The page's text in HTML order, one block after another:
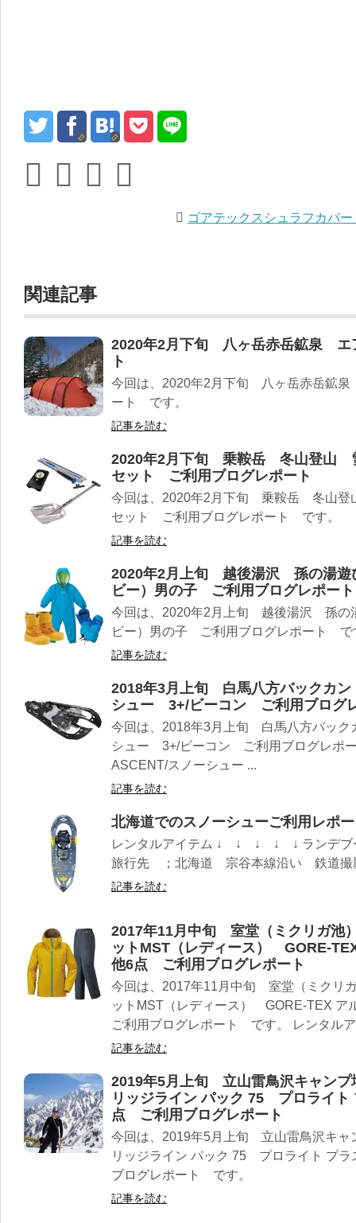
ゴアテックスシュラフカバー
関連記事
2020年2月下旬 八ヶ岳赤岳鉱泉 エ
ト
今回は、2020年2月下旬 八ヶ岳赤岳鉱
ート です。
記事を読む
2020年2月下旬 乗鞍岳 冬山登山
セット ご利用ブログレポート
今回は、2020年2月下旬 乗鞍岳 冬山登
セット ご利用ブログレポート です。
記事を読む
2020年2月上旬 越後湯沢 孫の湯遊
ビー）男の子 ご利用ブログレポート
今回は、2020年2月上旬 越後湯沢 孫の
ビー）男の子 ご利用ブログレポート で
記事を読む
2018年3月上旬 白馬八方バックカ
シュー 3+/ビーコン ご利用ブログ
今回は、2018年3月上旬 白馬八方バッ
シュー 3+/ビーコン ご利用ブログレポ
ASCENT/スノーシュー ...
記事を読む
北海道でのスノーシューご利用レポ
レンタルアイテム ↓ ↓ ↓ ↓ ↓ ランデブ
旅行先 ；北海道 宗谷本線沿い 鉄道撮
記事を読む
2017年11月中旬 室堂（ミクリガ池
ットMST（レディース） GORE-
他6点 ご利用ブログレポート
今回は、2017年11月中旬 室堂（ミクリ
ットMST（レディース） GORE-TEX
ご利用ブログレポート です。 レンタル
記事を読む
2019年5月上旬 立山雷鳥沢キャン
リッジライン パック 75 プロライ
点 ご利用ブログレポート
今回は、2019年5月上旬 立山雷鳥沢キ
リッジライン パック 75 プロライト プ
ブログレポート です。
記事を読む